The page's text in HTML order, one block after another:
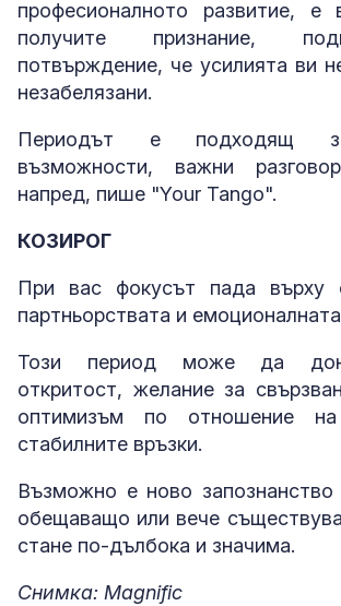
професионалното развитие,
получите признание,
потвърждение, че усилията ви
незабелязани.
Периодът е подходящ
възможности, важни
напред, пише "Your Tango".
КОЗИРОГ
При вас фокусът пада върху
партньорствата и
Този период може да
откритост, желание за
оптимизъм по отношение
стабилните връзки.
Възможно е ново
обещаващо или вече
стане по-дълбока и значима.
Снимка: Magnific